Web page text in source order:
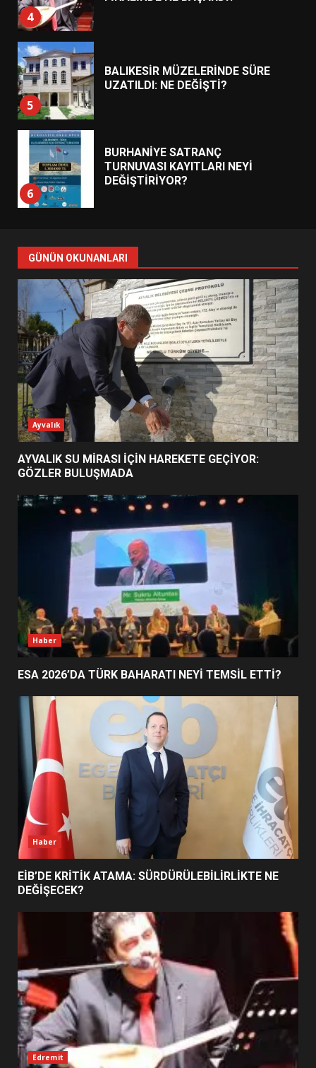
5
6
BURHANİYE SATRANÇ
BURHANİYE BELEDİYESPOR’DA
1
AYVALIK SU MİRASI İÇİN
HAREKETE GEÇİYOR: GÖZLER
BULUŞMADA
2
ESA 2026’DA TÜRK BAHARATI
NEYİ TEMSİL ETTİ?
EİB’DE KRİTİK ATAMA:
SÜRDÜRÜLEBİLİRLİKTE NE
DEĞİŞECEK?
EDREMİT’İN GURURU TÜRKİYE
FİNALİNDE NE BAŞARDI?
BALIKESİR MÜZELERİNDE SÜRE
UZATILDI: NE DEĞİŞTİ?
6
BURHANİYE SATRANÇ
TURNUVASI KAYITLARI NEYİ
DEĞİŞTİRİYOR?
7
BURHANİYE BELEDİYESPOR’DA
YENİ YÖNETİM NASIL
ŞEKİLLENDİ?
GÜNÜN OKUNANLARI
Ayvalık
AYVALIK SU MİRASI İÇİN HAREKETE GEÇİYOR:
GÖZLER BULUŞMADA
Haber
ESA 2026’DA TÜRK BAHARATI NEYİ TEMSİL ETTİ?
Haber
EİB’DE KRİTİK ATAMA: SÜRDÜRÜLEBİLİRLİKTE NE
DEĞİŞECEK?
Edremit